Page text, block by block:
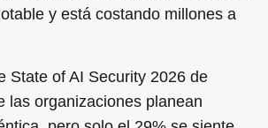
y está costando millones a
State of AI Security 2026 de
las organizaciones planean